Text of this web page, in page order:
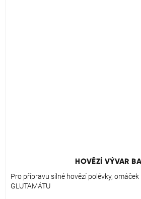
HOVĚZÍ VÝVAR
5,0
z
Pro přípravu silné hovězí polévky,
GLUTAMÁTU